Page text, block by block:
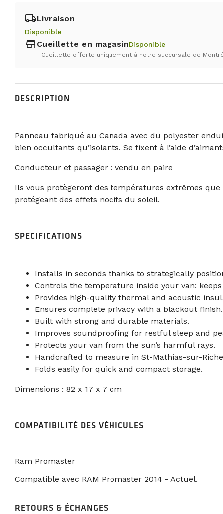
local_shippingLivraison
Disponible
store Cueillette en magasinDisponible
Cueillette offerte uniquement à notre succursale de
DESCRIPTION
Panneau fabriqué au Canada avec du polyester
bien occultants qu’isolants. Se fixent à l’aide
Conducteur et passager : vendu en paire
Ils vous protègeront des températures extrêmes
protégeant des effets nocifs du soleil.
SPECIFICATIONS
Installs in seconds thanks to strategically
Controls the temperature inside your van:
Provides high-quality thermal and acoustic
Ensures complete privacy with a blackout finish.
Built with strong and durable materials.
Improves soundproofing for restful sleep and
Protects your van from the sun’s harmful rays.
Handcrafted to measure in St-Mathias-sur-
Folds easily for quick and compact storage.
Dimensions : 82 x 17 x 7 cm
COMPATIBILITÉ DES VÉHICULES
Ram Promaster
Compatible avec RAM Promaster 2014 - Actuel.
RETOURS & ÉCHANGES